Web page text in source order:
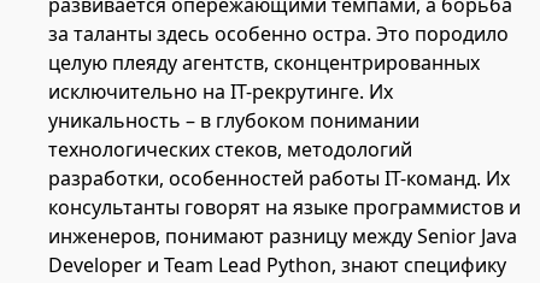
за таланты здесь особенно остра. Это породило
целую плеяду агентств, сконцентрированных
исключительно на IT-рекрутинге. Их
уникальность – в глубоком понимании
технологических стеков, методологий
разработки, особенностей работы IT-команд. Их
консультанты говорят на языке программистов и
инженеров, понимают разницу между Senior Java
Developer и Team Lead Python, знают специфику